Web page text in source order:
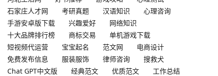
石家庄人才网
考研真题 汉语知识
心理咨询
手游安卓版下载
兴趣爱好
网络知识
十大品牌排行榜
商标交易
单机游戏下载
短视频代运营
宝宝起名 范文网
电商设计
免费发布信息
服装服饰 律师咨询
搜救犬
Chat GPT中文版
经典范文 优质范文
工作总结